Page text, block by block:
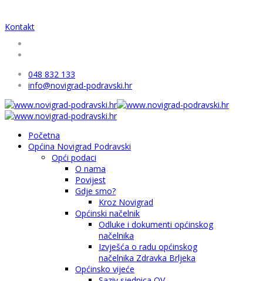
Kontakt
048 832 133
info@novigrad-podravski.hr
Početna
Općina Novigrad Podravski
Opći podaci
O nama
Povijest
Gdje smo?
Kroz Novigrad
Općinski načelnik
Odluke i dokumenti općinskog
načelnika
Izvješća o radu općinskog
načelnika Zdravka Brljeka
Općinsko vijeće